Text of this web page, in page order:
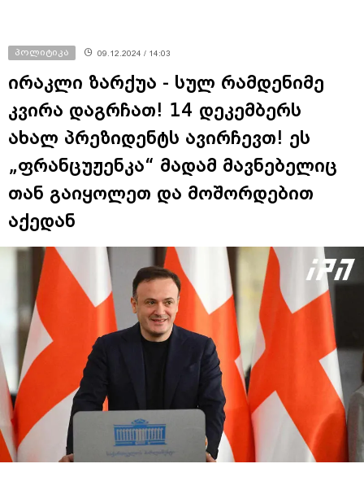
პოლიტიკა 09.12.2024 / 14:03
ირაკლი ზარქუა - სულ რამდენიმე
კვირა დაგრჩათ! 14 დეკემბერს
ახალ პრეზიდენტს ავირჩევთ! ეს
„ფრანცუჟენკა“ მადამ მავნებელიც
თან გაიყოლეთ და მოშორდებით
აქედან